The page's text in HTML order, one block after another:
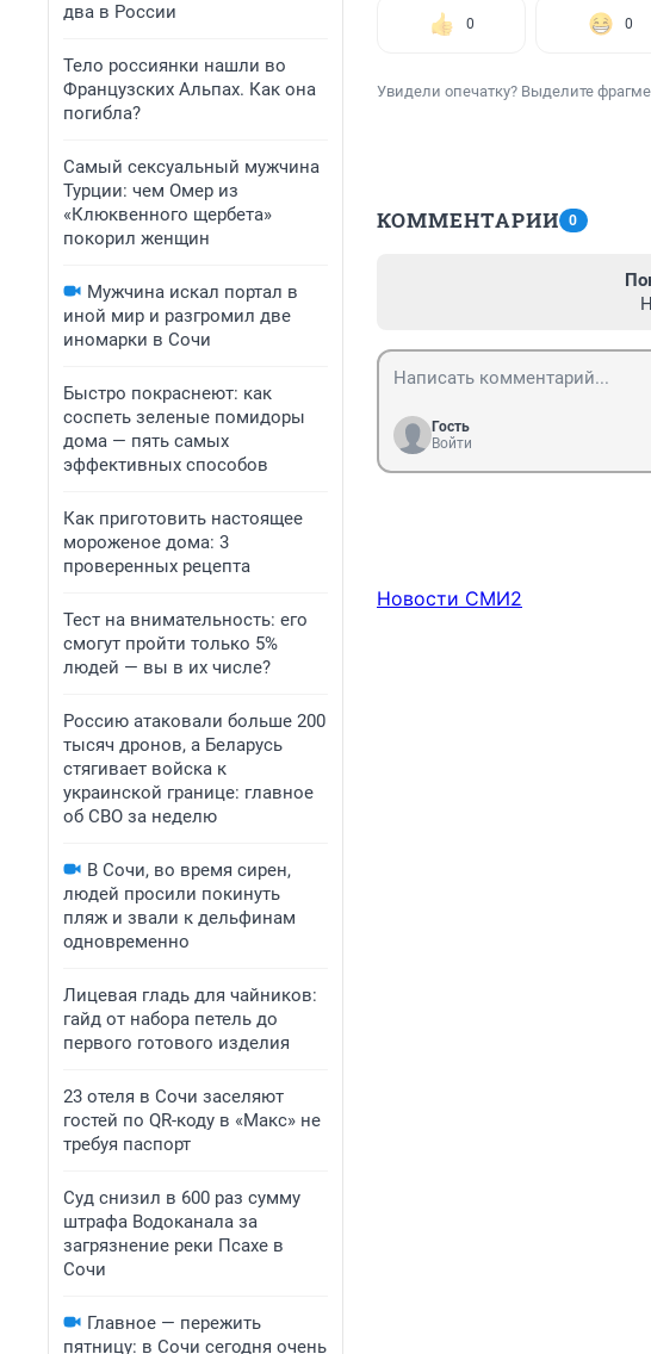
два в России
Тело россиянки нашли во
Французских Альпах. Как она
погибла?
Самый сексуальный мужчина
Турции: чем Омер из
«Клюквенного щербета»
покорил женщин
Мужчина искал портал в
иной мир и разгромил две
иномарки в Сочи
Быстро покраснеют: как
соспеть зеленые помидоры
дома — пять самых
эффективных способов
Как приготовить настоящее
мороженое дома: 3
проверенных рецепта
Тест на внимательность: его
смогут пройти только 5%
людей — вы в их числе?
Россию атаковали больше 200
тысяч дронов, а Беларусь
стягивает войска к
украинской границе: главное
об СВО за неделю
В Сочи, во время сирен,
людей просили покинуть
пляж и звали к дельфинам
одновременно
Лицевая гладь для чайников:
гайд от набора петель до
первого готового изделия
23 отеля в Сочи заселяют
гостей по QR-коду в «Макс» не
требуя паспорт
Суд снизил в 600 раз сумму
штрафа Водоканала за
загрязнение реки Псахе в
Сочи
Главное — пережить
пятницу: в Сочи сегодня очень
0 0
Увидели опечатку? Выделите
КОММЕНТАРИИ 0
Гость
Войти
Новости СМИ2